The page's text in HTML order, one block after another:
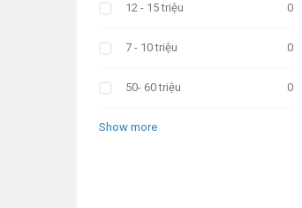
12 - 15 triệu 0
7 - 10 triệu 0
50- 60 triệu 0
Show more